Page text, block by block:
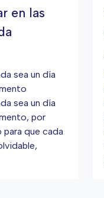
en las
sea un día
sea un día
por
que cada